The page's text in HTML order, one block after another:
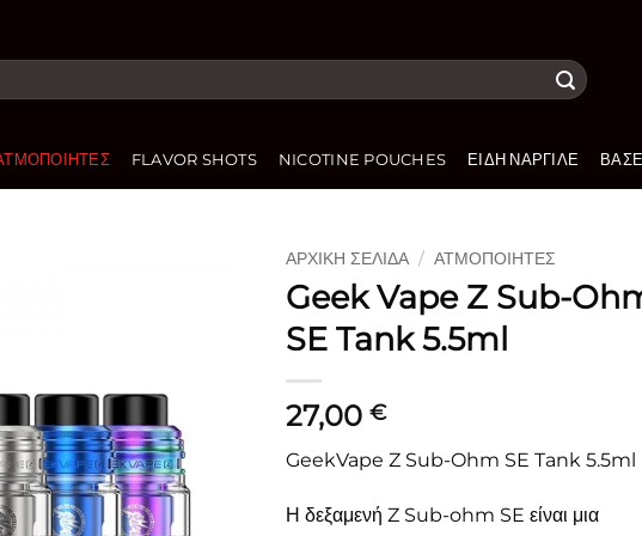
FLAVOR SHOTS NICOTINE POUCHES ΕΊΔΗ ΝΑΡΓΙΛΈ
ΑΡΧΙΚΉ ΣΕΛΊΔΑ / ΑΤΜΟΠΟΙΗΤΈΣ
Geek Vape Z Sub-
SE Tank 5.5ml
27,00 €
GeekVape Z Sub-Ohm SE Tank 5.5ml
Η δεξαμενή Z Sub-ohm SE είναι μια